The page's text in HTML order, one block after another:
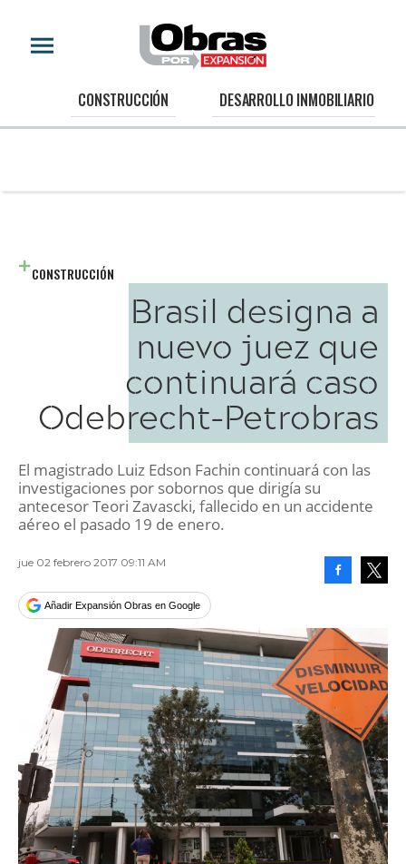
CONSTRUCCIÓN DESARROLLO INMOBILIARIO
CONSTRUCCIÓN
Brasil designa a
nuevo juez que
continuará caso
Odebrecht-Petrobras
El magistrado Luiz Edson Fachin continuará con las
investigaciones por sobornos que dirigía su
antecesor Teori Zavascki, fallecido en un accidente
aéreo el pasado 19 de enero.
jue 02 febrero 2017 09:11 AM
Añadir Expansión Obras en Google